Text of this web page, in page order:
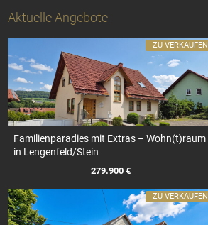
Aktuelle Angebote
Familienparadies mit Extras – Wohn(t)raum
in Lengenfeld/Stein
279.900 €
ZU VERKAUFEN
ZU VERKAUFEN